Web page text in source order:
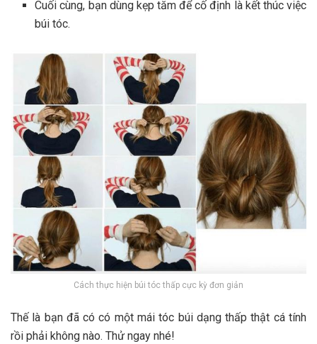
Cuối cùng, bạn dùng kẹp tăm để cố định là kết thúc việc
búi tóc.
Cách thực hiện búi tóc thấp cực kỳ đơn giản
Thế là bạn đã có có một mái tóc búi dạng thấp thật cá tính
rồi phải không nào. Thử ngay nhé!